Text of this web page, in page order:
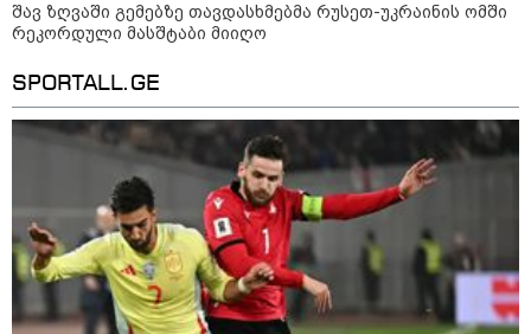
ოკუპირებულ აფხაზეთში საწვავის
დეფიციტია, კილომეტრიანი რიგები და
შეზღუდვა საწვავის ჩასხმაზე - რა
ინფორმაციას აქვეყნებს "დემოკრატიის
კვლევის ინსტიტუტი“
შავ ზღვაში გემებზე თავდასხმებმა რუსეთ-უკრაინის ომში
რეკორდული მასშტაბი მიიღო
SPORTALL.GE